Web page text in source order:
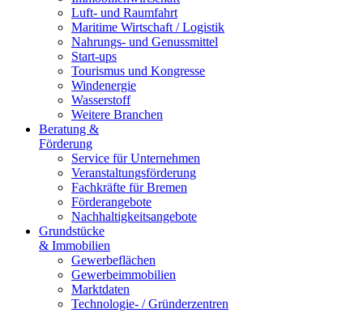
Luft- und Raumfahrt
Maritime Wirtschaft / Logistik
Nahrungs- und Genussmittel
Start-ups
Tourismus und Kongresse
Windenergie
Wasserstoff
Weitere Branchen
Beratung &
Förderung
Service für Unternehmen
Veranstaltungsförderung
Fachkräfte für Bremen
Förderangebote
Nachhaltigkeitsangebote
Grundstücke
& Immobilien
Gewerbeflächen
Gewerbeimmobilien
Marktdaten
Technologie- / Gründerzentren